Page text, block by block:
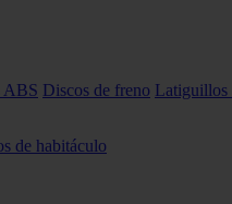
ABS Discos de freno Latiguillos
de habitáculo